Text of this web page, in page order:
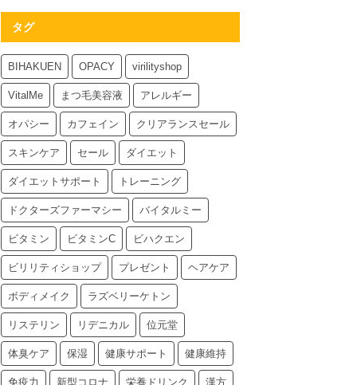
タグ
BIHAKUEN OPACY virilityshop
VitalMe まつ毛美容液 アレルギー
オパシー カフェイン クリアランスセール
スキンケア セール ダイエット
ダイエットサポート トレーニング
ドクターズファーマシー バイタルミー
ビタミン ビタミンC ビハクエン
ビリリティショップ プレゼント ヘアケア
ボディメイク ラズベリーケトン
リステリン リデニカル 位元堂
体臭ケア 保湿 健康サポート 健康維持
免疫力 新型コロナ 栄養ドリンク 漢方